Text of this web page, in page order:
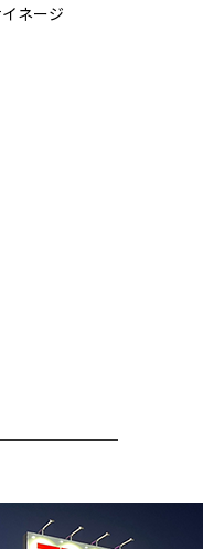
ネージ